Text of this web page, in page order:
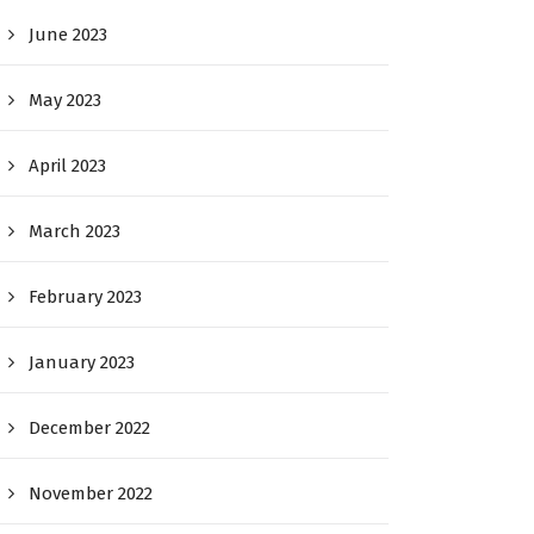
June 2023
May 2023
April 2023
March 2023
February 2023
January 2023
December 2022
November 2022